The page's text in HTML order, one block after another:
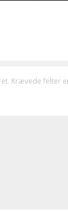
Krævede felter